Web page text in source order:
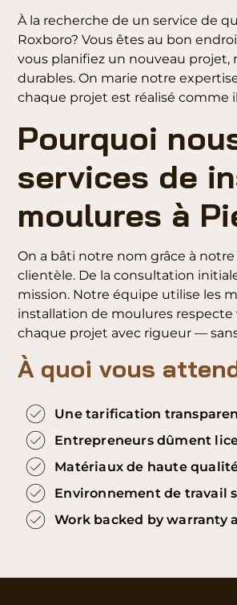
À la recherche de un service de
Roxboro? Vous êtes au bon
vous planifiez un nouveau
durables. On marie notre
chaque projet est réalisé
Pourquoi
services de
moulures à
On a bâti notre nom grâce à
clientèle. De la consultation
mission. Notre équipe utilise les
installation de moulures respecte
chaque projet avec rigueur —
À quoi vous
Une tarification
Entrepreneurs dûment
Matériaux de haute
Environnement de travail
Work backed by warranty